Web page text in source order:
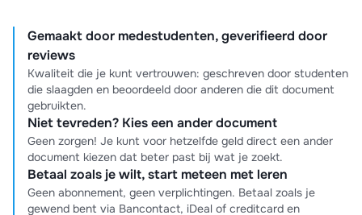
Gemaakt door medestudenten, geverifieerd door
reviews
Kwaliteit die je kunt vertrouwen: geschreven door studenten
die slaagden en beoordeeld door anderen die dit document
gebruikten.
Niet tevreden? Kies een ander document
Geen zorgen! Je kunt voor hetzelfde geld direct een ander
document kiezen dat beter past bij wat je zoekt.
Betaal zoals je wilt, start meteen met leren
Geen abonnement, geen verplichtingen. Betaal zoals je
gewend bent via Bancontact, iDeal of creditcard en